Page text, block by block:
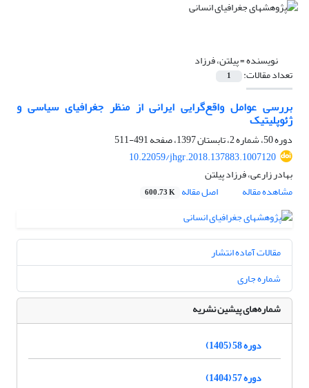
نویسنده =پیلتن، فرزاد
تعداد مقالات: 1
بررسی عوامل واقع‌گرایی ایرانی از منظر جغرافیای سیاسی و
ژئوپلیتیک
دوره 50، شماره 2، تابستان 1397، صفحه
491-511
10.22059/jhgr.2018.137883.1007120
بهادر زارعی، فرزاد پیلتن
مشاهده مقاله
اصل مقاله 600.73 K
مقالات آماده انتشار
شماره جاری
شماره‌های پیشین نشریه
دوره 58 (1405)
دوره 57 (1404)